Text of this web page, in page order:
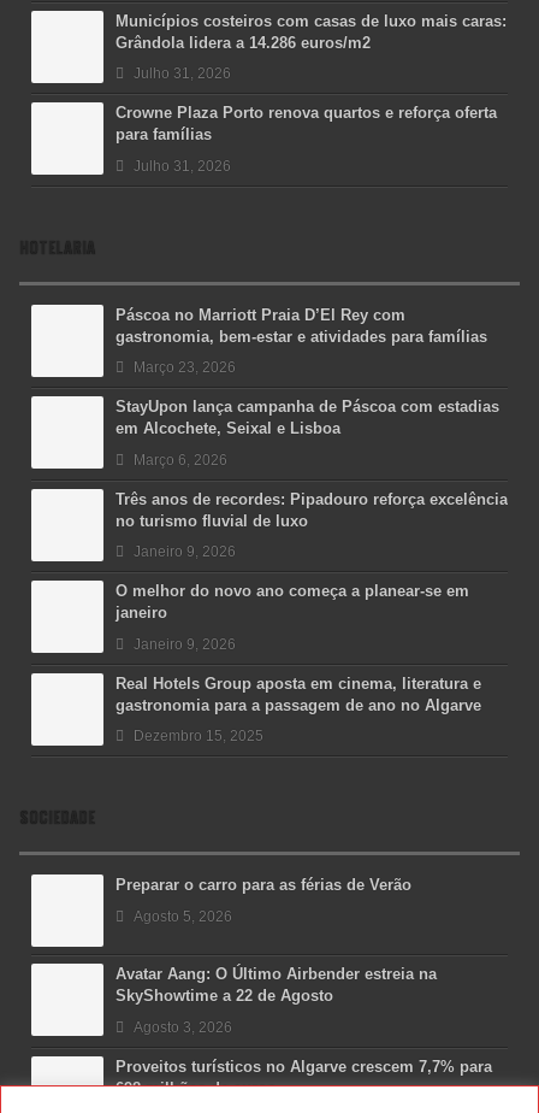
Municípios costeiros com casas de luxo mais caras:
Grândola lidera a 14.286 euros/m2
Julho 31, 2026
Crowne Plaza Porto renova quartos e reforça oferta
para famílias
Julho 31, 2026
HOTELARIA
Páscoa no Marriott Praia D’El Rey com
gastronomia, bem-estar e atividades para famílias
Março 23, 2026
StayUpon lança campanha de Páscoa com estadias
em Alcochete, Seixal e Lisboa
Março 6, 2026
Três anos de recordes: Pipadouro reforça excelência
no turismo fluvial de luxo
Janeiro 9, 2026
O melhor do novo ano começa a planear-se em
janeiro
Janeiro 9, 2026
Real Hotels Group aposta em cinema, literatura e
gastronomia para a passagem de ano no Algarve
Dezembro 15, 2025
SOCIEDADE
Preparar o carro para as férias de Verão
Agosto 5, 2026
Avatar Aang: O Último Airbender estreia na
SkyShowtime a 22 de Agosto
Agosto 3, 2026
Proveitos turísticos no Algarve crescem 7,7% para
698 milhões de euros